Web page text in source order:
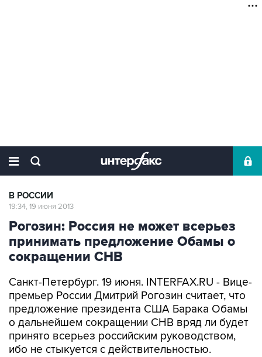
В РОССИИ
19:34, 19 июня 2013
Рогозин: Россия не может всерьез
принимать предложение Обамы о
сокращении СНВ
Санкт-Петербург. 19 июня. INTERFAX.RU - Вице-
премьер России Дмитрий Рогозин считает, что
предложение президента США Барака Обамы
о дальнейшем сокращении СНВ вряд ли будет
принято всерьез российским руководством,
ибо не стыкуется с действительностью.